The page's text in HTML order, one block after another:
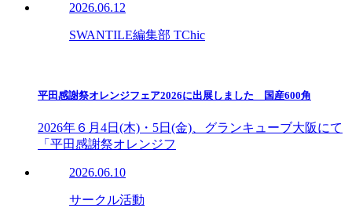
2026.06.12
SWANTILE編集部 TChic
平田感謝祭オレンジフェア2026に出展しました 国産600角
2026年６月4日(木)・5日(金)、グランキューブ大阪にて
「平田感謝祭オレンジフ
2026.06.10
サークル活動